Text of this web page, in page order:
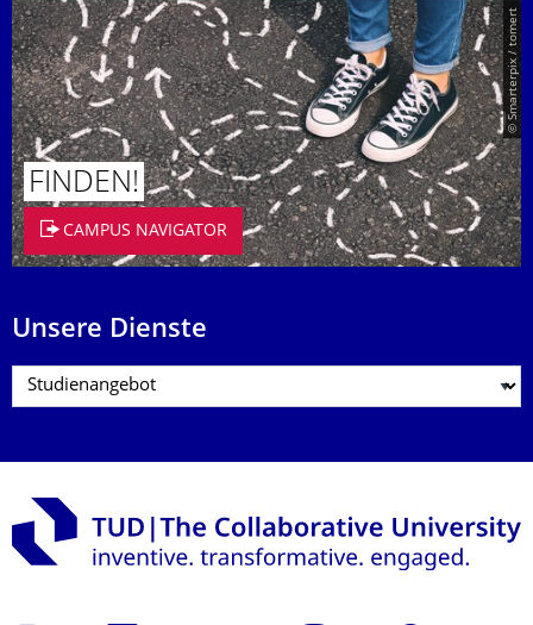
© Smarterpix / tomert
FINDEN!
CAMPUS NAVIGATOR
Unsere Dienste